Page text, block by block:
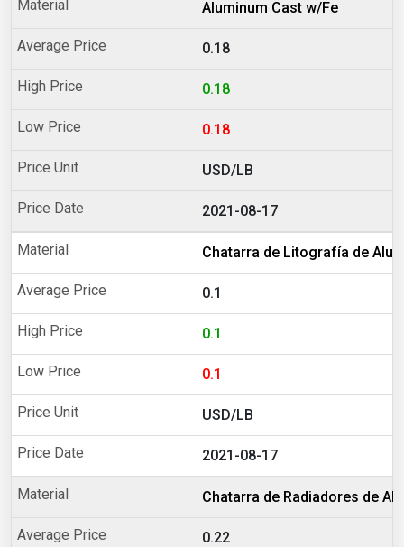
Aluminum Cast w/Fe
0.18
0.18
0.18
USD/LB
2021-08-17
Chatarra de Litografía de
0.1
0.1
0.1
USD/LB
2021-08-17
Chatarra de Radiadores de
0.22